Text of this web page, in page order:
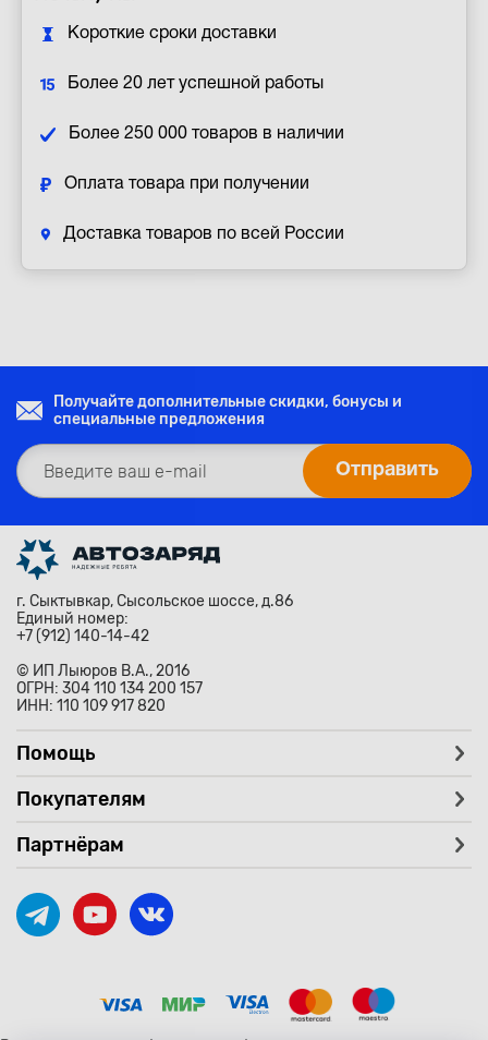
Короткие сроки доставки
Более 20 лет успешной работы
Более 250 000 товаров в наличии
Оплата товара при получении
Доставка товаров по всей России
Получайте дополнительные скидки, бонусы и
специальные предложения
г. Сыктывкар, Сысольское шоссе, д.86
Единый номер:
+7 (912) 140-14-42
© ИП Лыюров В.А., 2016
ОГРН: 304 110 134 200 157
ИНН: 110 109 917 820
Помощь
Покупателям
Партнёрам